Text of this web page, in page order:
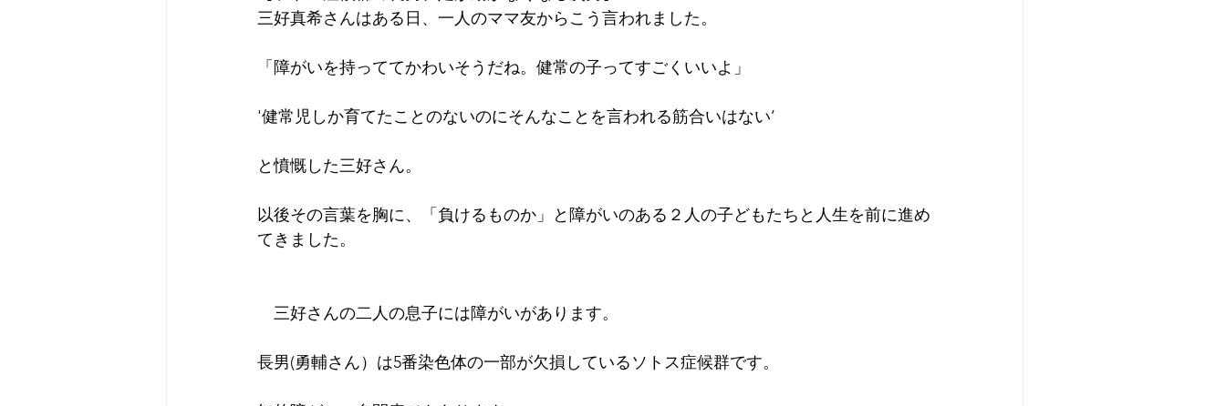
三好真希さんはある日、一人のママ友からこう言われました。
「障がいを持っててかわいそうだね。健常の子ってすごくいいよ」
'健常児しか育てたことのないのにそんなことを言われる筋合いはない’
と憤慨した三好さん。
以後その言葉を胸に、「負けるものか」と障がいのある２人の子どもたちと人生を前に進め
てきました。
三好さんの二人の息子には障がいがあります。
長男(勇輔さん）は5番染色体の一部が欠損しているソトス症候群です。